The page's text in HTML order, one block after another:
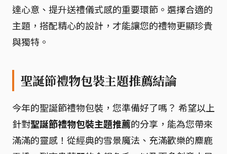
達心意、提升送禮儀式感的重要環節。選擇合適的
主題，搭配精心的設計，才能讓您的禮物更顯珍貴
與獨特。
聖誕節禮物包裝主題推薦結論
今年的聖誕節禮物包裝，您準備好了嗎？ 希望以上
針對聖誕節禮物包裝主題推薦的分享，能為您帶來
滿滿的靈感！從經典的雪景魔法、充滿歡樂的麋鹿